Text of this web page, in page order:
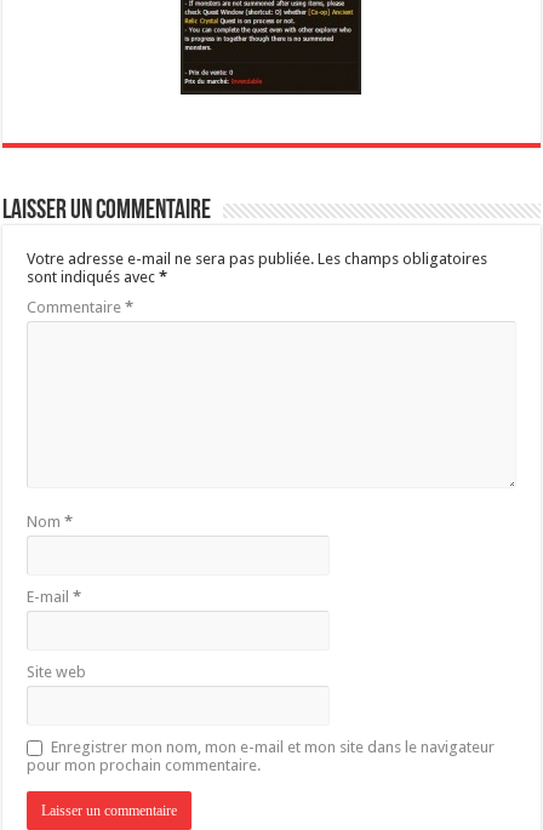
Laisser un commentaire
Votre adresse e-mail ne sera pas publiée. Les champs obligatoires
sont indiqués avec*
Commentaire*
Nom*
E-mail*
Site web
Enregistrer mon nom, mon e-mail et mon site dans le navigateur
pour mon prochain commentaire.